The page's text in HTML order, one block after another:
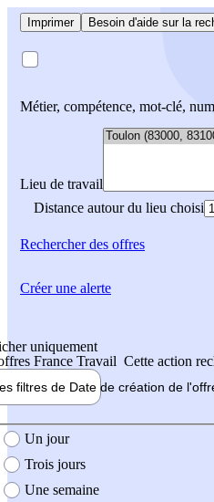
Imprimer Besoin d'aide sur la
Métier, compétence, mot-clé,
Lieu de travail
Distance autour du lieu choisi
Rechercherdes offres
uniquement
France Travail Cette action
filtres de Date de création de
création de l'offre
Un jour
Trois jours
Une semaine
Créer une alerte